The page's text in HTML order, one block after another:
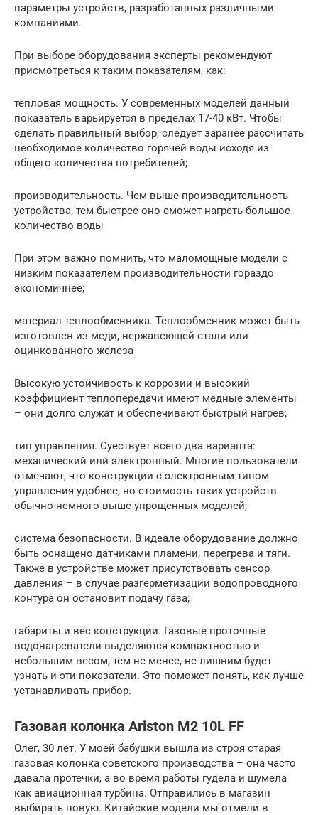
параметры устройств, разработанных различными
компаниями.
При выборе оборудования эксперты рекомендуют
присмотреться к таким показателям, как:
тепловая мощность. У современных моделей данный
показатель варьируется в пределах 17-40 кВт. Чтобы
сделать правильный выбор, следует заранее рассчитать
необходимое количество горячей воды исходя из
общего количества потребителей;
производительность. Чем выше производительность
устройства, тем быстрее оно сможет нагреть большое
количество воды
При этом важно помнить, что маломощные модели с
низким показателем производительности гораздо
экономичнее;
материал теплообменника. Теплообменник может быть
изготовлен из меди, нержавеющей стали или
оцинкованного железа
Высокую устойчивость к коррозии и высокий
коэффициент теплопередачи имеют медные элементы
– они долго служат и обеспечивают быстрый нагрев;
тип управления. Суествует всего два варианта:
механический или электронный. Многие пользователи
отмечают, что конструкции с электронным типом
управления удобнее, но стоимость таких устройств
обычно немного выше упрощенных моделей;
система безопасности. В идеале оборудование должно
быть оснащено датчиками пламени, перегрева и тяги.
Также в устройстве может присутствовать сенсор
давления – в случае разгерметизации водопроводного
контура он остановит подачу газа;
габариты и вес конструкции. Газовые проточные
водонагреватели выделяются компактностью и
небольшим весом, тем не менее, не лишним будет
узнать и эти показатели. Это поможет понять, как лучше
устанавливать прибор.
Газовая колонка Ariston M2 10L FF
Олег, 30 лет. У моей бабушки вышла из строя старая
газовая колонка советского производства – она часто
давала протечки, а во время работы гудела и шумела
как авиационная турбина. Отправились в магазин
выбирать новую. Китайские модели мы отмели в